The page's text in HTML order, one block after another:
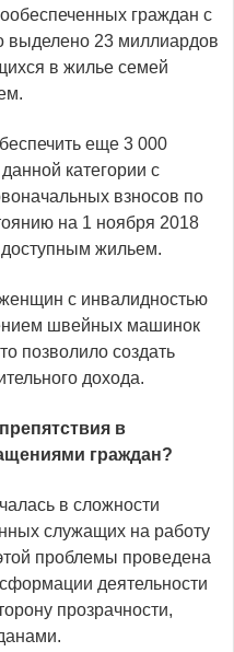
граждан с
выделено 23 миллиардов
в жилье семей
еще 3 000
категории с
взносов по
на 1 ноября 2018
жильем.
с инвалидностью
швейных машинок
позволило создать
дохода.
в
граждан?
в сложности
служащих на работу
проблемы проведена
деятельности
прозрачности,